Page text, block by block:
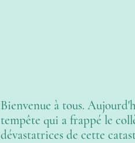
Bienvenue à tous.
tempête qui a frappé le
dévastatrices de cette